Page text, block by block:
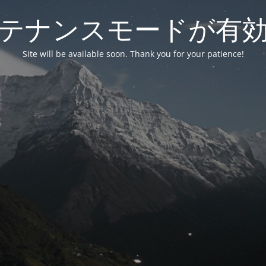
ナンスモードが有
Site will be available soon. Thank you for your patience!